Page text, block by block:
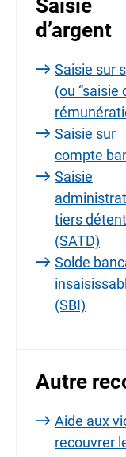
Saisie
d’argent
Saisie sur
(ou “saisie
Saisie sur
compte
Saisie
tiers
(SATD)
Solde
(SBI)
Autre
Aide aux
recouvrer